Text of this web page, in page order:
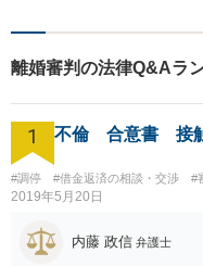
ご提
構
談】
分】
離婚審判の法律Q&Aラ
1 不倫 合意書 接
#調停 #借金返済の相談・交渉 #
2019年5月20日
内藤 政信 弁護士